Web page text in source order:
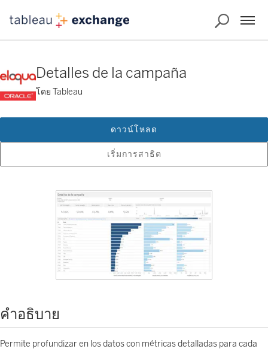
Detalles de la campaña
โดย Tableau
เริ่มการสาธิต
ดาวน์โหลด
คำอธิบาย
Permite profundizar en los datos con métricas detalladas para cada